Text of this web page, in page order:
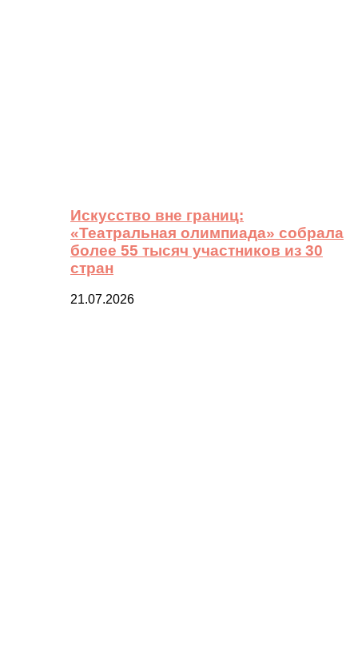
Искусство вне границ:
«Театральная олимпиада» собрала
более 55 тысяч участников из 30
стран
21.07.2026